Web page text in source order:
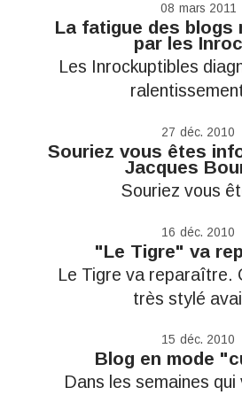
08 mars 2011
La fatigue des blogs
par les
Les Inrockuptibles
27 déc. 2010
Souriez vous êtes
Jacques
Souriez vous
16 déc. 2010
"Le Tigre" va
Le Tigre va reparaître.
très stylé
15 déc. 2010
Blog en mode
Dans les semaines qui